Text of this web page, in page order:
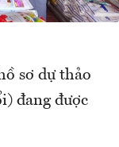
sơ dự thảo
đang được